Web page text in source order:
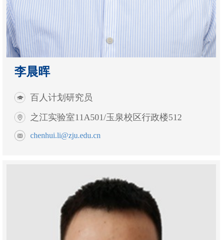
李晨晖
百人计划研究员
之江实验室11A501/玉泉校区行政楼512
chenhui.li@zju.edu.cn